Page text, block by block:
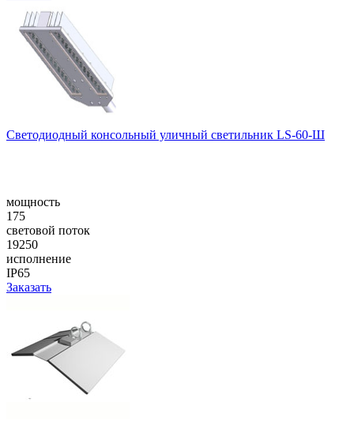
Cветодиодный консольный уличный cветильник LS-60-Ш
мощность
175
световой поток
19250
исполнение
IP65
Заказать